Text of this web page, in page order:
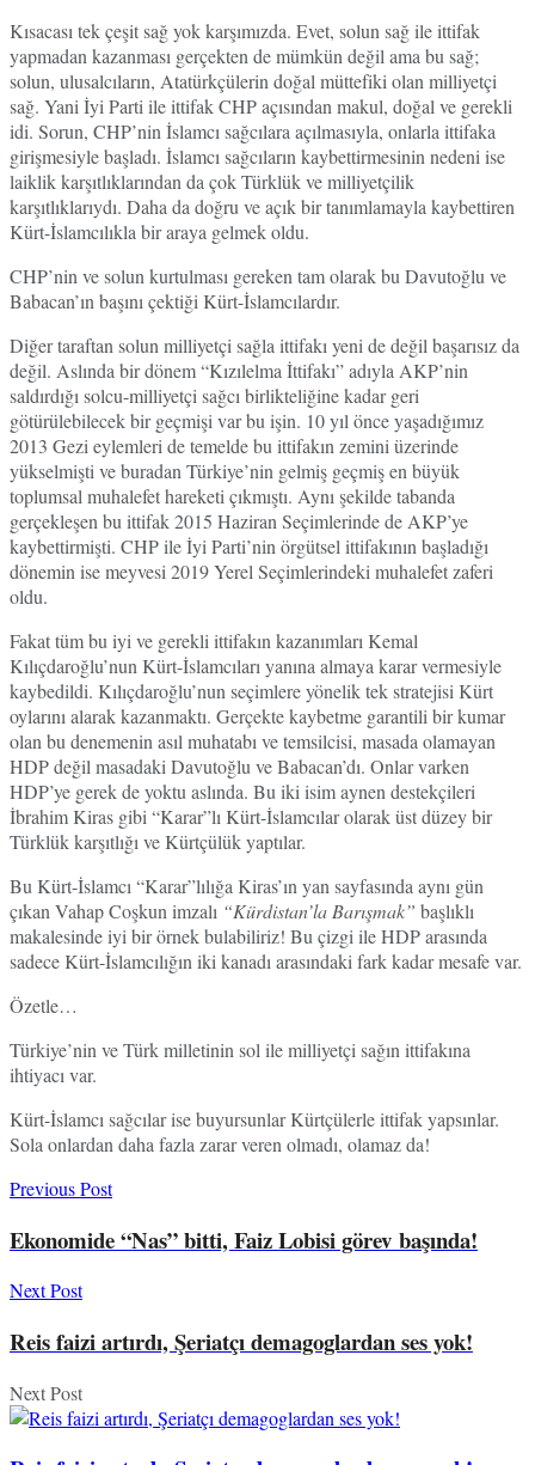
Kısacası tek çeşit sağ yok karşımızda. Evet, solun sağ ile ittifak
yapmadan kazanması gerçekten de mümkün değil ama bu sağ;
solun, ulusalcıların, Atatürkçülerin doğal müttefiki olan milliyetçi
sağ. Yani İyi Parti ile ittifak CHP açısından makul, doğal ve gerekli
idi. Sorun, CHP’nin İslamcı sağcılara açılmasıyla, onlarla ittifaka
girişmesiyle başladı. İslamcı sağcıların kaybettirmesinin nedeni ise
laiklik karşıtlıklarından da çok Türklük ve milliyetçilik
karşıtlıklarıydı. Daha da doğru ve açık bir tanımlamayla kaybettiren
Kürt-İslamcılıkla bir araya gelmek oldu.
CHP’nin ve solun kurtulması gereken tam olarak bu Davutoğlu ve
Babacan’ın başını çektiği Kürt-İslamcılardır.
Diğer taraftan solun milliyetçi sağla ittifakı yeni de değil başarısız da
değil. Aslında bir dönem “Kızılelma İttifakı” adıyla AKP’nin
saldırdığı solcu-milliyetçi sağcı birlikteliğine kadar geri
götürülebilecek bir geçmişi var bu işin. 10 yıl önce yaşadığımız
2013 Gezi eylemleri de temelde bu ittifakın zemini üzerinde
yükselmişti ve buradan Türkiye’nin gelmiş geçmiş en büyük
toplumsal muhalefet hareketi çıkmıştı. Aynı şekilde tabanda
gerçekleşen bu ittifak 2015 Haziran Seçimlerinde de AKP’ye
kaybettirmişti. CHP ile İyi Parti’nin örgütsel ittifakının başladığı
dönemin ise meyvesi 2019 Yerel Seçimlerindeki muhalefet zaferi
oldu.
Fakat tüm bu iyi ve gerekli ittifakın kazanımları Kemal
Kılıçdaroğlu’nun Kürt-İslamcıları yanına almaya karar vermesiyle
kaybedildi. Kılıçdaroğlu’nun seçimlere yönelik tek stratejisi Kürt
oylarını alarak kazanmaktı. Gerçekte kaybetme garantili bir kumar
olan bu denemenin asıl muhatabı ve temsilcisi, masada olamayan
HDP değil masadaki Davutoğlu ve Babacan’dı. Onlar varken
HDP’ye gerek de yoktu aslında. Bu iki isim aynen destekçileri
İbrahim Kiras gibi “Karar”lı Kürt-İslamcılar olarak üst düzey bir
Türklük karşıtlığı ve Kürtçülük yaptılar.
Bu Kürt-İslamcı “Karar”lılığa Kiras’ın yan sayfasında aynı gün
çıkan Vahap Coşkun imzalı “Kürdistan’la Barışmak” başlıklı
makalesinde iyi bir örnek bulabiliriz! Bu çizgi ile HDP arasında
sadece Kürt-İslamcılığın iki kanadı arasındaki fark kadar mesafe var.
Özetle…
Türkiye’nin ve Türk milletinin sol ile milliyetçi sağın ittifakına
ihtiyacı var.
Kürt-İslamcı sağcılar ise buyursunlar Kürtçülerle ittifak yapsınlar.
Sola onlardan daha fazla zarar veren olmadı, olamaz da!
Previous Post
Ekonomide “Nas” bitti, Faiz Lobisi görev başında!
Next Post
Reis faizi artırdı, Şeriatçı demagoglardan ses yok!
Next Post